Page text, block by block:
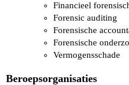
Financieel
Forensic auditing
Forensische
Forensische
Vermogensschade
Beroepsorganisaties